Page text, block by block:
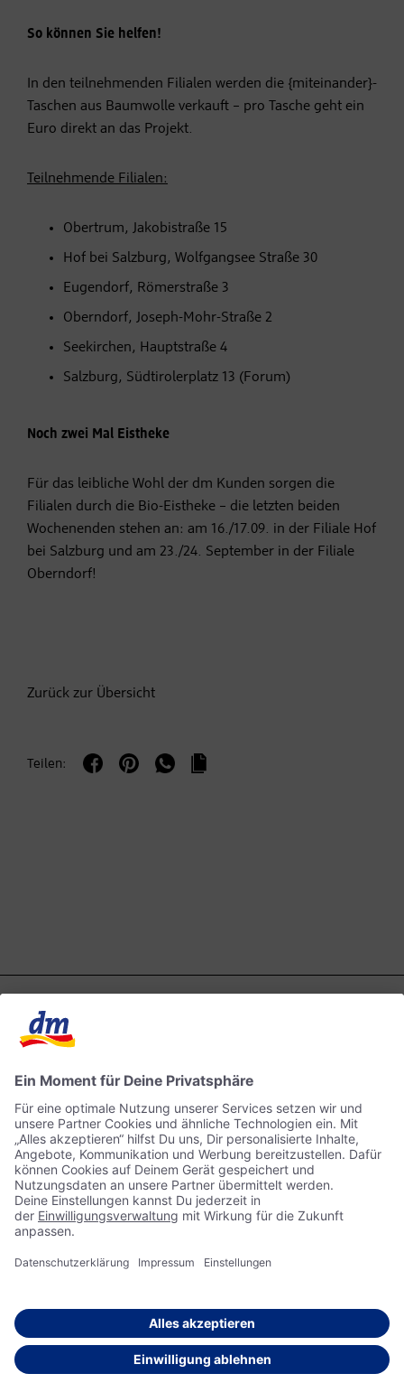
So können Sie helfen!
In den teilnehmenden Filialen werden die {miteinander}-
Taschen aus Baumwolle verkauft – pro Tasche geht ein
Euro direkt an das Projekt.
Teilnehmende Filialen:
Obertrum, Jakobistraße 15
Hof bei Salzburg, Wolfgangsee Straße 30
Eugendorf, Römerstraße 3
Oberndorf, Joseph-Mohr-Straße 2
Seekirchen, Hauptstraße 4
Salzburg, Südtirolerplatz 13 (Forum)
Noch zwei Mal Eistheke
Für das leibliche Wohl der dm Kunden sorgen die
Filialen durch die Bio-Eistheke – die letzten beiden
Wochenenden stehen an: am 16./17.09. in der Filiale Hof
bei Salzburg und am 23./24. September in der Filiale
Oberndorf!
Zurück zur Übersicht
Teilen:
Datenschutz
© 2026 dm drogerie markt GmbH